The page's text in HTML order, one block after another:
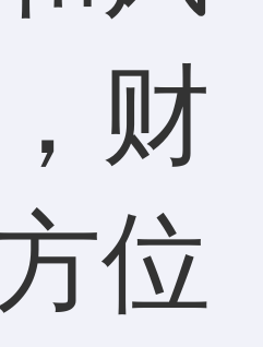
财
位